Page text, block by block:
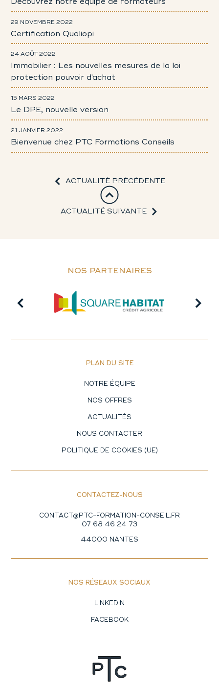
29 NOVEMBRE 2022
Certification Qualiopi
24 AOÛT 2022
Immobilier : Les nouvelles mesures de la loi
protection pouvoir d'achat
15 MARS 2022
Le DPE, nouvelle version
21 JANVIER 2022
Bienvenue chez PTC Formations Conseils
ACTUALITÉ PRÉCÉDENTE
ACTUALITÉ SUIVANTE
NOS PARTENAIRES
PLAN DU SITE
NOTRE ÉQUIPE
NOS OFFRES
ACTUALITÉS
NOUS CONTACTER
POLITIQUE DE COOKIES (UE)
CONTACTEZ-NOUS
CONTACT@PTC-FORMATION-CONSEIL.FR
07 68 46 24 73
44000 NANTES
NOS RÉSEAUX SOCIAUX
LINKEDIN
FACEBOOK